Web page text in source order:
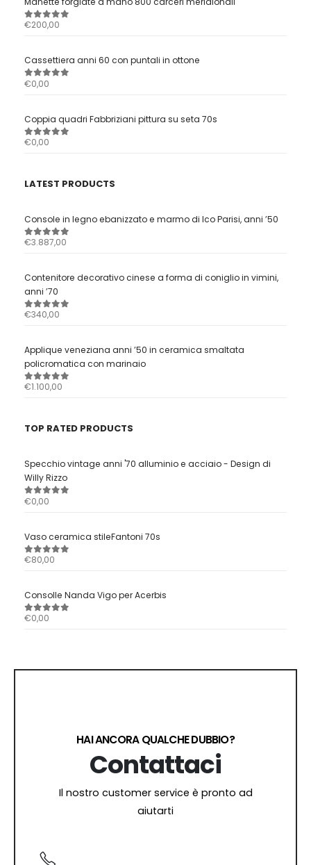
0out of 5
€200,00
Cassettiera anni 60 con puntali in ottone
0out of 5
€0,00
Coppia quadri Fabbriziani pittura su seta 70s
0out of 5
€0,00
LATEST PRODUCTS
Console in legno ebanizzato e marmo di Ico Parisi, anni ’50
0out of 5
€3.887,00
Contenitore decorativo cinese a forma di coniglio in vimini,
anni ’70
0out of 5
€340,00
Applique veneziana anni ’50 in ceramica smaltata
policromatica con marinaio
0 out of 5
€1.100,00
TOP RATED PRODUCTS
Specchio vintage anni '70 alluminio e acciaio - Design di
Willy Rizzo
0out of 5
€0,00
Vaso ceramica stileFantoni 70s
0out of 5
€80,00
Consolle Nanda Vigo per Acerbis
0out of 5
€0,00
HAI ANCORA QUALCHE DUBBIO?
Contattaci
Il nostro customer service è pronto ad
aiutarti